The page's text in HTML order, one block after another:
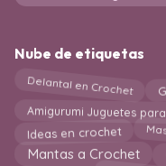
Nube de etiquetas
Delantal en Crochet
Amigurumi Juguetes
Ideas en crochet
Mantas a Crochet